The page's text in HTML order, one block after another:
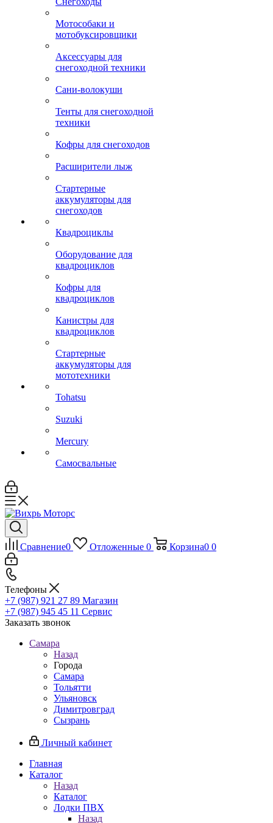
Мотособаки и
мотобуксировщики
Аксессуары для
снегоходной техники
Сани-волокуши
Тенты для снегоходной
техники
Кофры для снегоходов
Расширители лыж
Стартерные
аккумуляторы для
снегоходов
Квадроциклы
Оборудование для
квадроциклов
Кофры для
квадроциклов
Канистры для
квадроциклов
Стартерные
аккумуляторы для
мототехники
Tohatsu
Suzuki
Mercury
Самосвальные
Сравнение0 Отложенные 0 Корзина0 0
Телефоны
+7 (987) 921 27 89 Магазин
+7 (987) 945 45 11 Сервис
Заказать звонок
Самара
Назад
Города
Самара
Тольятти
Ульяновск
Димитровград
Сызрань
Личный кабинет
Главная
Каталог
Назад
Каталог
Лодки ПВХ
Назад